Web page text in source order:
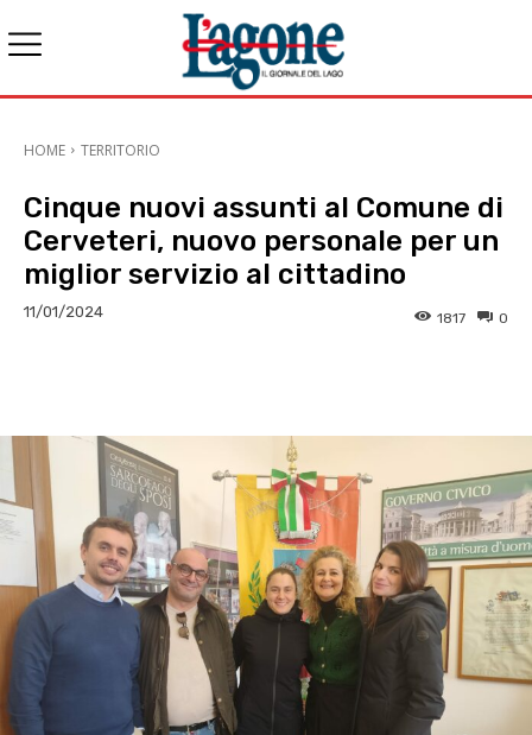
HOME TERRITORIO
Cinque nuovi assunti al Comune di
Cerveteri, nuovo personale per un
miglior servizio al cittadino
11/01/2024 0
1817